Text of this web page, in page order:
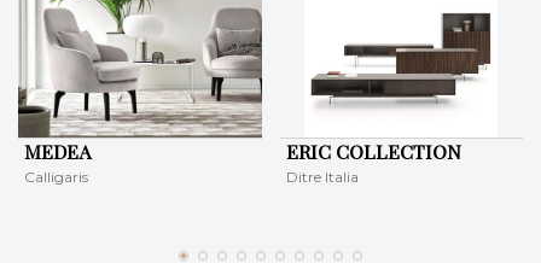
MEDEA
Calligaris
ERIC COLLECTION
Ditre Italia